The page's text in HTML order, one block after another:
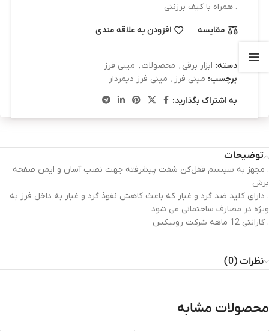
. همراه با کیف برزنتی
مقایسه افزودن به علاقه مندی
دسته: ابزار برقی , محصولات, مینی فرز
برچسب: مینی فرز , مینی فرز دیمردار
به اشتراک بگذارید:
توضیحات
. مجهز به سیستم قفل‌کن شفت پیشرفته جهت نصب آسان و ایمن صفحه
برش
. دارای کلید ضد گرد و غبار که باعث کاهش نفوذ گرد و غبار به داخل فرز به
ویژه در مصارف ساختمانی می شود
. گارانتی 12 ماهه شرکت رونیکس
نظرات (0)
محصولات مشابه